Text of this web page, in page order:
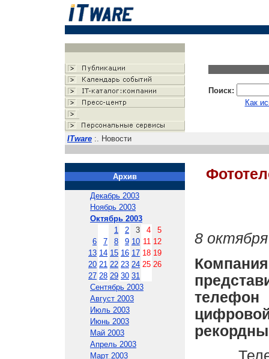
Поиск:
Как
ITware :. Новости
Архив
Декабрь 2003
Ноябрь 2003
Октябрь 2003
1
2 3 4
5
6
7 8 9 10 11 12
13 14 15 16 17 18 19
20 21 22 23 24 25 26
27 28 29 30 31
Сентябрь 2003
Август 2003
Июль 2003
Июнь 2003
Май 2003
Апрель 2003
Март 2003
8